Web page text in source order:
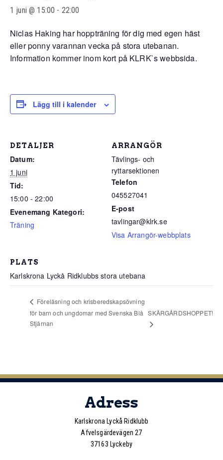
1 juni @ 15:00 - 22:00
Niclas Haking har hoppträning för dig med egen häst
eller ponny varannan vecka på stora utebanan.
Information kommer inom kort på KLRK`s webbsida.
Lägg till i kalender
DETALJER
Datum:
1 juni
Tid:
15:00 - 22:00
Evenemang Kategori:
Träning
ARRANGÖR
Tävlings- och
ryttarsektionen
Telefon
045527041
E-post
tavlingar@klrk.se
Visa Arrangör-webbplats
PLATS
Karlskrona Lyckå Ridklubbs stora utebana
Föreläsning och krisberedskapsövning
för barn och ungdomar med Svenska Blå
Stjärnan
SKÄRGÅRDSHOPPET!
Adress
Karlskrona Lyckå Ridklubb
Afvelsgärdevägen 27
37163 Lyckeby